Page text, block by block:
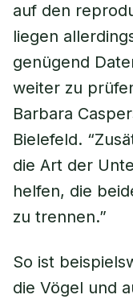
auf den
liegen
genügend
weiter zu
Barbara
Bielefeld.
die Art der
helfen, die
zu trennen.”
So ist
die Vögel und